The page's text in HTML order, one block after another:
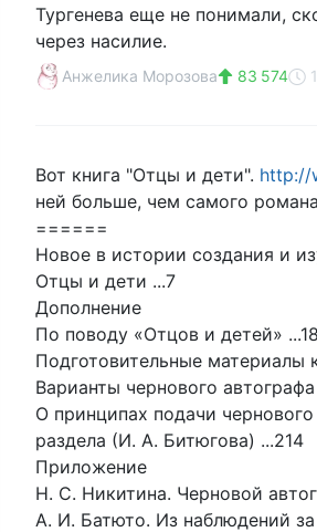
Тургенева еще не понимали,
через насилие.
Анжелика Морозова 83 574
Вот книга "Отцы и дети". http://
ней больше, чем самого
======
Новое в истории создания и
Отцы и дети ...7
Дополнение
По поводу «Отцов и детей»
Подготовительные
Варианты чернового
О принципах подачи
раздела (И. А. Битюгова) ...214
Приложение
Н. С. Никитина. Черновой
А. И. Батюто. Из наблюдений